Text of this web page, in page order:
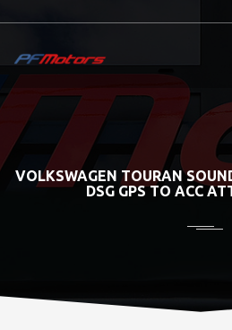
VOLKSWAGEN TOURAN
DSG GPS TO ACC